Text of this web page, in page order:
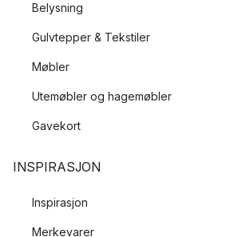
Belysning
Gulvtepper & Tekstiler
Møbler
Utemøbler og hagemøbler
Gavekort
INSPIRASJON
Inspirasjon
Merkevarer